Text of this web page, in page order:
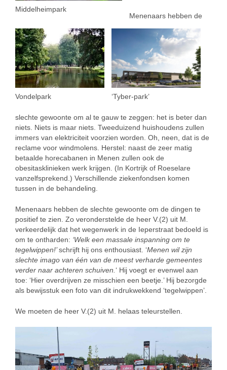
Middelheimpark
Vondelpark ‘Tyber-park’
Menenaars hebben de
slechte gewoonte om al te gauw te zeggen: het is beter dan
niets. Niets is maar niets. Tweeduizend huishoudens zullen
immers van elektriciteit voorzien worden. Oh, neen, dat is de
reclame voor windmolens. Herstel: naast de zeer matig
betaalde horecabanen in Menen zullen ook de
obesitasklinieken werk krijgen. (In Kortrijk of Roeselare
vanzelfsprekend.) Verschillende ziekenfondsen komen
tussen in de behandeling.
Menenaars hebben de slechte gewoonte om de dingen te
positief te zien. Zo veronderstelde de heer V.(2) uit M.
verkeerdelijk dat het wegenwerk in de Ieperstraat bedoeld is
om te ontharden: ‘Welk een massale inspanning om te
tegelwippen!’schrijft hij ons enthousiast. ‘Menen wil zijn
slechte imago van één van de meest verharde gemeentes
verder naar achteren schuiven. ‘ Hij voegt er evenwel aan
toe: ‘Hier overdrijven ze misschien een beetje.’ Hij bezorgde
als bewijsstuk een foto van dit indrukwekkend ‘tegelwippen’.
We moeten de heer V.(2) uit M. helaas teleurstellen.